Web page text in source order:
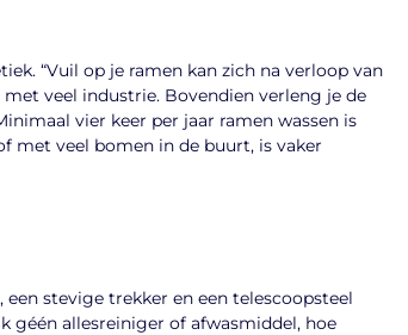
“Vuil op je ramen kan zich na verloop van
veel industrie. Bovendien verleng je de
vier keer per jaar ramen wassen is
met veel bomen in de buurt, is vaker
stevige trekker en een telescoopsteel
géén allesreiniger of afwasmiddel, hoe